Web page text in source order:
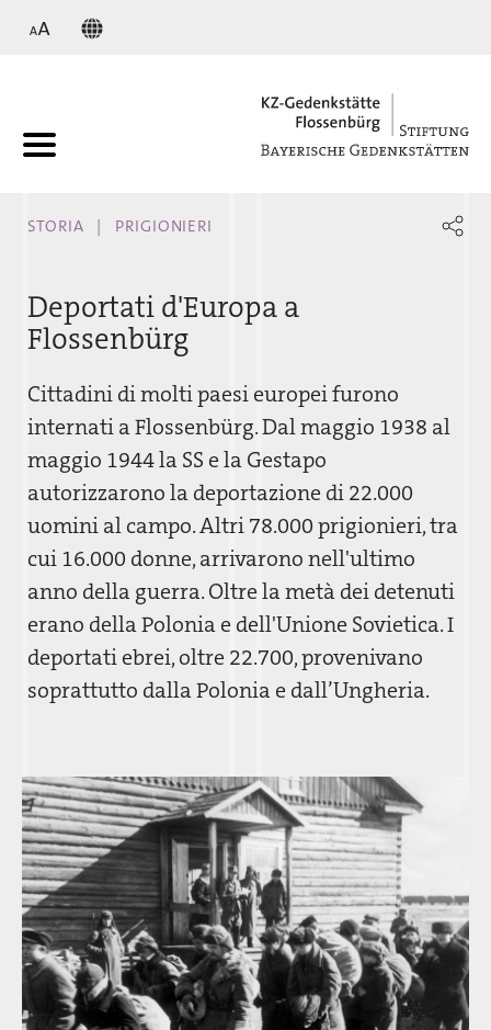
STORIA PRIGIONIERI
Deportati d'Europa a
Flossenbürg
Cittadini di molti paesi europei furono
internati a Flossenbürg. Dal maggio 1938 al
maggio 1944 la SS e la Gestapo
autorizzarono la deportazione di 22.000
uomini al campo. Altri 78.000 prigionieri, tra
cui 16.000 donne, arrivarono nell'ultimo
anno della guerra. Oltre la metà dei detenuti
erano della Polonia e dell'Unione Sovietica. I
deportati ebrei, oltre 22.700, provenivano
soprattutto dalla Polonia e dall’Ungheria.